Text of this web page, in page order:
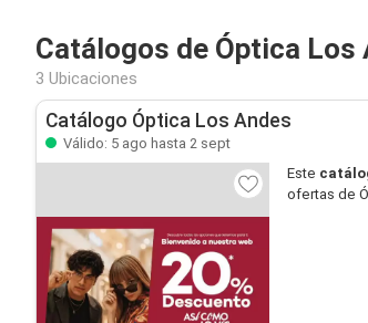
Catálogos de Óptica Los
3 Ubicaciones
Catálogo Óptica Los Andes
Válido: 5 ago hasta 2 sept
Este
ofertas de